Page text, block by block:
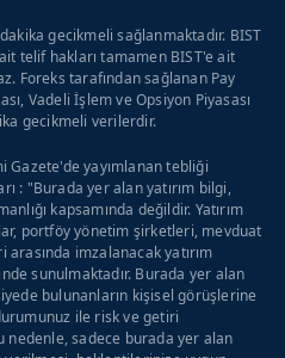
gecikmeli sağlanmaktadır. BIST
telif hakları tamamen BIST'e ait
Foreks tarafından sağlanan Pay
Vadeli İşlem ve Opsiyon Piyasası
gecikmeli verilerdir.
Gazete'de yayımlanan tebliği
: "Burada yer alan yatırım bilgi,
kapsamında değildir. Yatırım
portföy yönetim şirketleri, mevduat
imzalanacak yatırım
sunulmaktadır. Burada yer alan
bulunanların kişisel görüşlerine
ile risk ve getiri
sadece burada yer alan